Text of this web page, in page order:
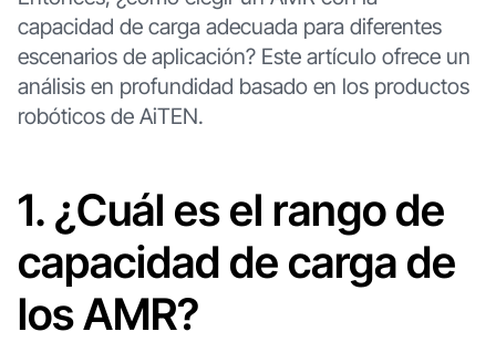
capacidad de carga adecuada para diferentes
escenarios de aplicación? Este artículo ofrece un
análisis en profundidad basado en los productos
robóticos de AiTEN.
1. ¿Cuál es el rango de
capacidad de carga de
los AMR?